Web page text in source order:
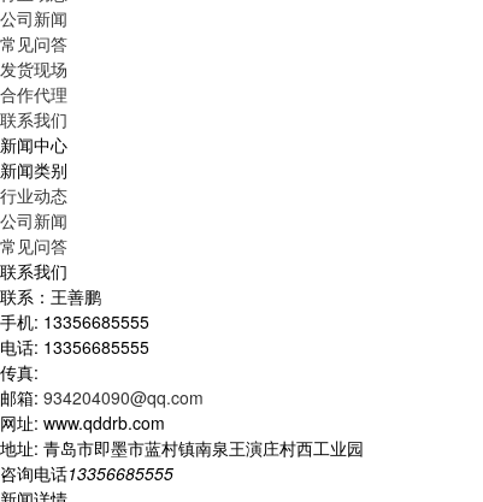
公司新闻
常见问答
发货现场
合作代理
联系我们
新闻中心
新闻类别
行业动态
公司新闻
常见问答
联系我们
联系：王善鹏
手机: 13356685555
电话: 13356685555
传真:
邮箱: 934204090@qq.com
网址: www.qddrb.com
地址: 青岛市即墨市蓝村镇南泉王演庄村西工业园
咨询电话13356685555